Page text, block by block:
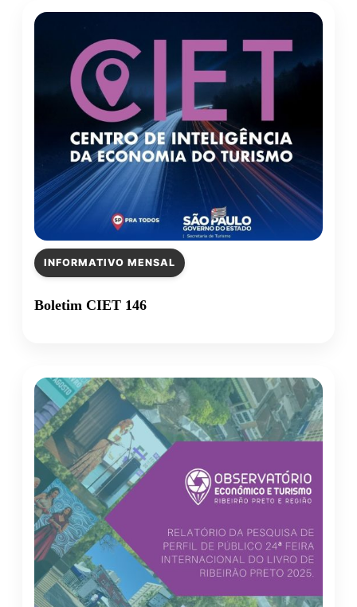
INFORMATIVO MENSAL
Boletim CIET 146